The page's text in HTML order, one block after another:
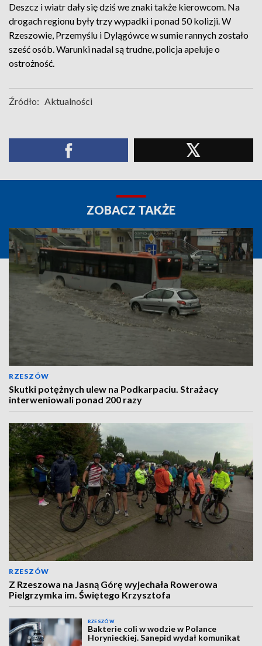
Deszcz i wiatr dały się dziś we znaki także kierowcom. Na
drogach regionu były trzy wypadki i ponad 50 kolizji. W
Rzeszowie, Przemyślu i Dylągówce w sumie rannych zostało
sześć osób. Warunki nadal są trudne, policja apeluje o
ostrożność.
Źródło: Aktualności
ZOBACZ TAKŻE
RZESZÓW
Skutki potężnych ulew na Podkarpaciu. Strażacy
interweniowali ponad 200 razy
RZESZÓW
Z Rzeszowa na Jasną Górę wyjechała Rowerowa
Pielgrzymka im. Świętego Krzysztofa
RZESZÓW
Bakterie coli w wodzie w Polance
Horynieckiej. Sanepid wydał komunikat